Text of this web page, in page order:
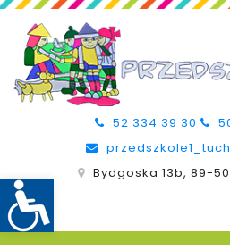
52 334 39 30
Bydgoska 13b, 89-